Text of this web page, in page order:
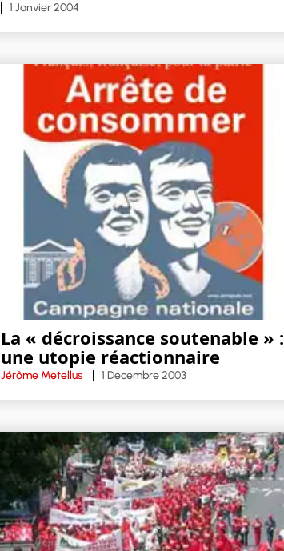
1 Janvier 2004
La « décroissance soutenable » :
une utopie réactionnaire
Jérôme Métellus 1 Décembre 2003